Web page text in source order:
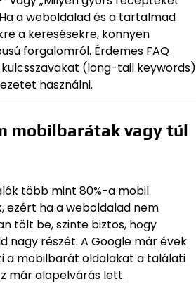
a weboldalad és a tartalmad
a keresésekre, könnyen
forgalomról. Érdemes FAQ
(long-tail keywords)
használni.
mobilbarátak vagy túl
több mint 80%-a mobil
ezért ha a weboldalad nem
tölt be, szinte biztos, hogy
nagy részét. A Google már évek
a mobilbarát oldalakat a találati
már alapelvárás lett.